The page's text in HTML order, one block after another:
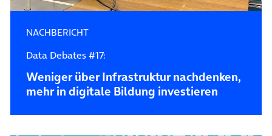
NACHBERICHT
Data Debates #17:
Weniger über Infrastruktur nachdenken,
mehr in digitale Bildung investieren